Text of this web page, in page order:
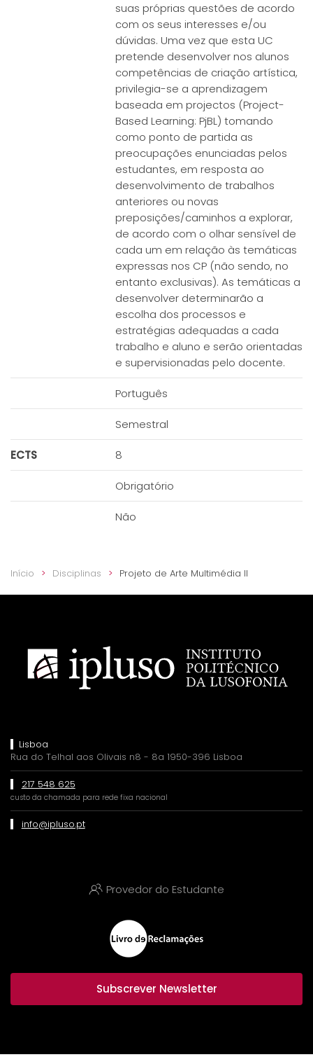
suas próprias questões de acordo
com os seus interesses e/ou
dúvidas. Uma vez que esta UC
pretende desenvolver nos alunos
competências de criação artística,
privilegia-se a aprendizagem
baseada em projectos (Project-
Based Learning: PjBL) tomando
como ponto de partida as
preocupações enunciadas pelos
estudantes, em resposta ao
desenvolvimento de trabalhos
anteriores ou novas
preposições/caminhos a explorar,
de acordo com o olhar sensível de
cada um em relação às temáticas
expressas nos CP (não sendo, no
entanto exclusivas). As temáticas a
desenvolver determinarão a
escolha dos processos e
estratégias adequadas a cada
trabalho e aluno e serão orientadas
e supervisionadas pelo docente.
Português
Semestral
ECTS 8
Obrigatório
Não
Início Disciplinas Projeto de Arte Multimédia II
Lisboa
Rua do Telhal aos Olivais n8 - 8a 1950-396 Lisboa
217 548 625
custo da chamada para rede fixa nacional
info@ipluso.pt
Provedor do Estudante
Subscrever Newsletter